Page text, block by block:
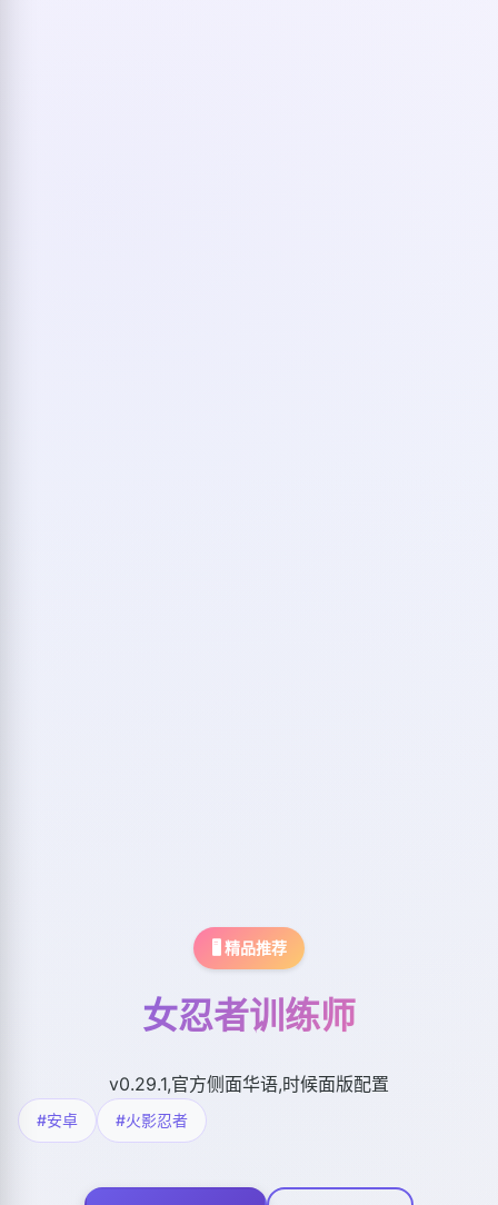
🖥️ 精品推荐
女忍者训练师
v0.29.1,官方侧面华语,时候面版配置
#安卓 #火影忍者